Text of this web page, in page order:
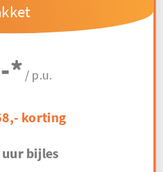
* / p.u.
korting
bijles